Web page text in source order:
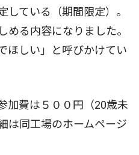
ている（期間限定）。
める内容になりました。
ほしい」と呼びかけてい
加費は５００円（20歳未
は同工場のホームページ